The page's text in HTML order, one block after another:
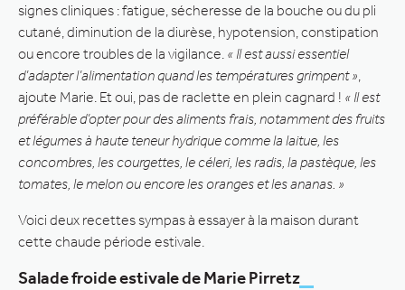
signes cliniques : fatigue, sécheresse de la bouche ou du pli
cutané, diminution de la diurèse, hypotension, constipation
ou encore troubles de la vigilance. « Il est aussi essentiel
d’adapter l’alimentation quand les températures grimpent »
ajoute Marie. Et oui, pas de raclette en plein cagnard ! « Il est
préférable d’opter pour des aliments frais, notamment des fruits
et légumes à haute teneur hydrique comme la laitue, les
concombres, les courgettes, le céleri, les radis, la pastèque, les
tomates, le melon ou encore les oranges et les ananas. »
Voici deux recettes sympas à essayer à la maison durant
cette chaude période estivale.
Salade froide estivale de Marie Pirretz